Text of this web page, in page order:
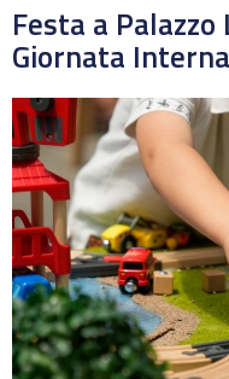
Festa a
Giornata